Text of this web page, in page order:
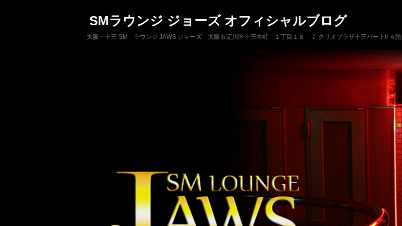
SMラウンジ ジョーズ オフィシャルブログ
大阪・十三 SM ラウンジ JAWS ジョーズ 大阪市淀川区十三本町 １丁目１８－７ クリオプラザ十三パートII ４階